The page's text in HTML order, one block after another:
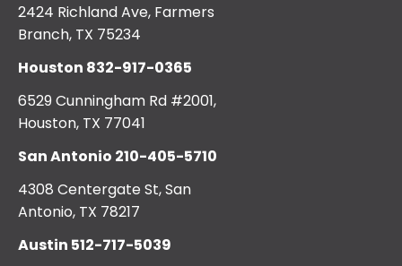
2424 Richland Ave, Farmers
Branch, TX 75234
Houston 832-917-0365
6529 Cunningham Rd #2001,
Houston, TX 77041
San Antonio 210-405-5710
4308 Centergate St, San
Antonio, TX 78217
Austin 512-717-5039